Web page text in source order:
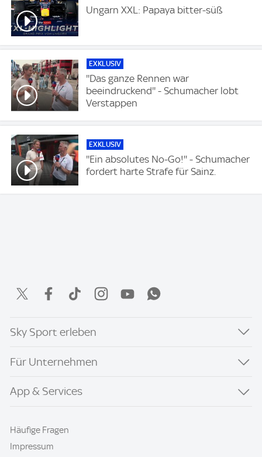
Ungarn XXL: Papaya bitter-süß
EXKLUSIV
''Das ganze Rennen war
beeindruckend'' - Schumacher lobt
Verstappen
EXKLUSIV
''Ein absolutes No-Go!'' - Schumacher
fordert harte Strafe für Sainz.
Sky Sport erleben
Für Unternehmen
App & Services
Häufige Fragen
Impressum